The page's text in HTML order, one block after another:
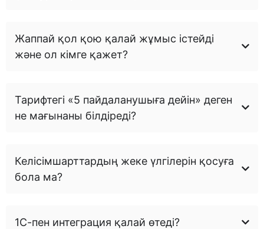
Жаппай қол қою қалай жұмыс істейді
және ол кімге қажет?
Тарифтегі «5 пайдаланушыға дейін» деген
не мағынаны білдіреді?
Келісімшарттардың жеке үлгілерін қосуға
бола ма?
1С-пен интеграция қалай өтеді?